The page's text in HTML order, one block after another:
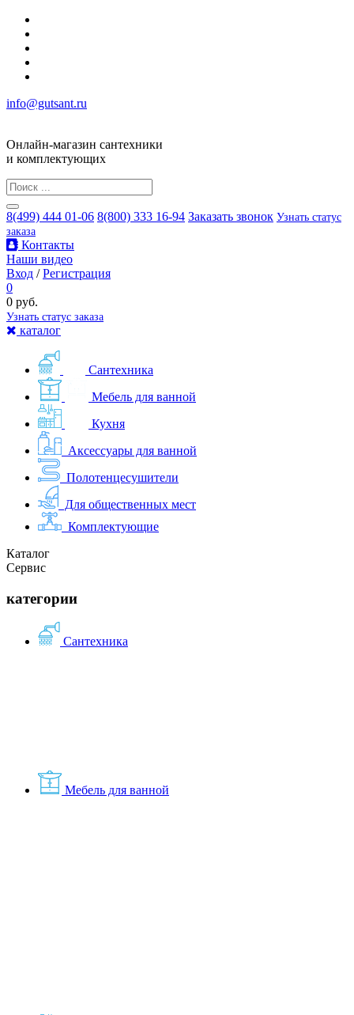
info@gutsant.ru
Онлайн-магазин сантехники
и комплектующих
8(499) 444 01-06 8(800) 333 16-94 Заказать звонок Узнать статус
заказа
Контакты
Наши видео
Вход /Регистрация
0
0 руб.
Узнать статус заказа
каталог
Сантехника
Мебель для ванной
Кухня
Аксессуары для ванной
Полотенцесушители
Для общественных мест
Комплектующие
Каталог
Сервис
категории
Сантехника
Мебель для ванной